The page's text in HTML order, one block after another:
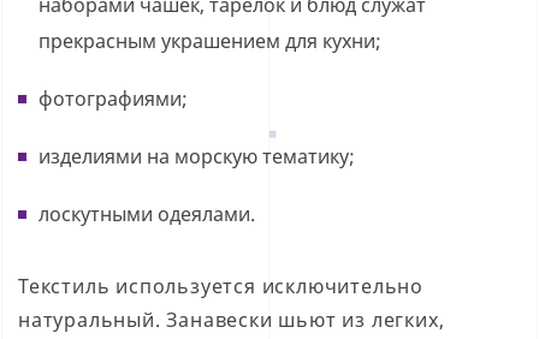
прекрасным украшением для кухни;
фотографиями;
изделиями на морскую тематику;
лоскутными одеялами.
Текстиль используется исключительно
натуральный. Занавески шьют из легких,